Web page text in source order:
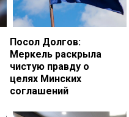
Посол Долгов:
Меркель раскрыла
чистую правду о
целях Минских
соглашений